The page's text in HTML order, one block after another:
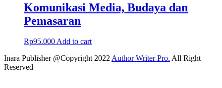
Komunikasi Media, Budaya dan
Pemasaran
Rp95.000Add to cart
Inara Publisher @Copyright 2022Author Writer Pro. All Right
Reserved